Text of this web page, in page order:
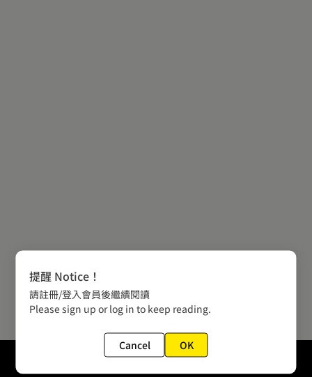
提醒 Notice！
請註冊/登入會員後繼續閱讀
Please sign up or log in to keep reading.
Cancel OK